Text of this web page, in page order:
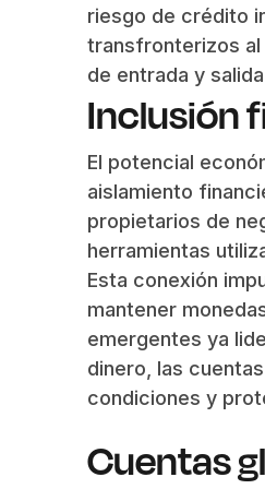
riesgo de crédito
transfronterizos al
de entrada y
Inclusión
El potencial
aislamiento
propietarios de
herramientas
Esta conexión
mantener
emergentes ya
dinero, las
condiciones y
Cuentas